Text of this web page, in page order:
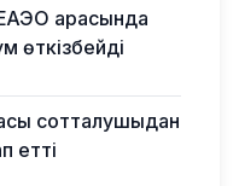
арасында
өткізбейді
сотталушыдан
етті